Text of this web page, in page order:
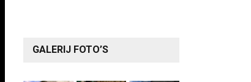
GALERIJ FOTO’S